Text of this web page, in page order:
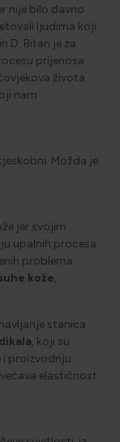
nije bilo davno
ljudima koji
D. Bitan je za
prijenosa
života
nam
Možda je
jer svojim
upalnih procesa
problema
kože,
stanica
, koji su
i proizvodnju
elastičnost